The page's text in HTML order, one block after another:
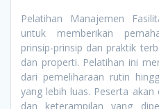
Pelatihan Manajemen
untuk memberikan
prinsip-prinsip dan praktik
dan properti. Pelatihan ini
dari pemeliharaan rutin
yang lebih luas. Peserta
dan keterampilan yang